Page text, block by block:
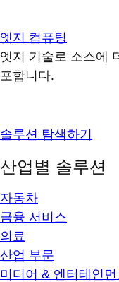
엣지 컴퓨팅
엣지 기술로 소스에
포합니다.
솔루션 탐색하기
산업별 솔루션
자동차
금융 서비스
의료
산업 부문
미디어 & 엔터테인먼